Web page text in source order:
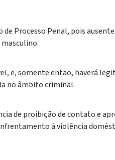
de Processo Penal, pois
e, somente então, haverá
no âmbito criminal.
de proibição de contato e
à violência